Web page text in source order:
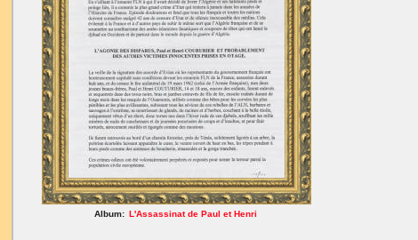
Album: L'Assassinat de Paul et Henri